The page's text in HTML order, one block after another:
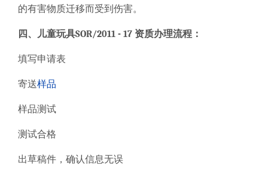
的有害物质迁移而受到伤害。
四、儿童玩具SOR/2011 - 17 资质办理流程：
填写申请表
寄送样品
样品测试
测试合格
出草稿件，确认信息无误